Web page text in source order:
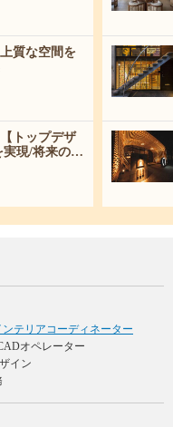
質な空間を
トップデザ
現/将来の事
ンテリアコーディネーター
オペレーター
イン